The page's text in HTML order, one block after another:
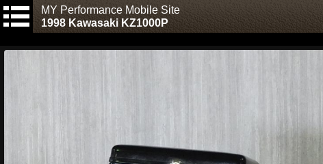
MY Performance Mobile Site
1998 Kawasaki KZ1000P